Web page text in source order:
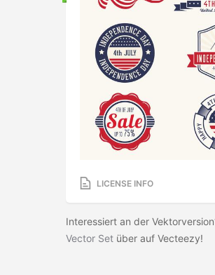
LICENSE INFO
Interessiert an der
Vector Set über auf Vecteezy!